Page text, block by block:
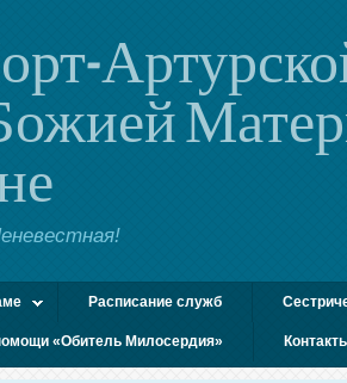
Расписание служб
«Обитель Милосердия»